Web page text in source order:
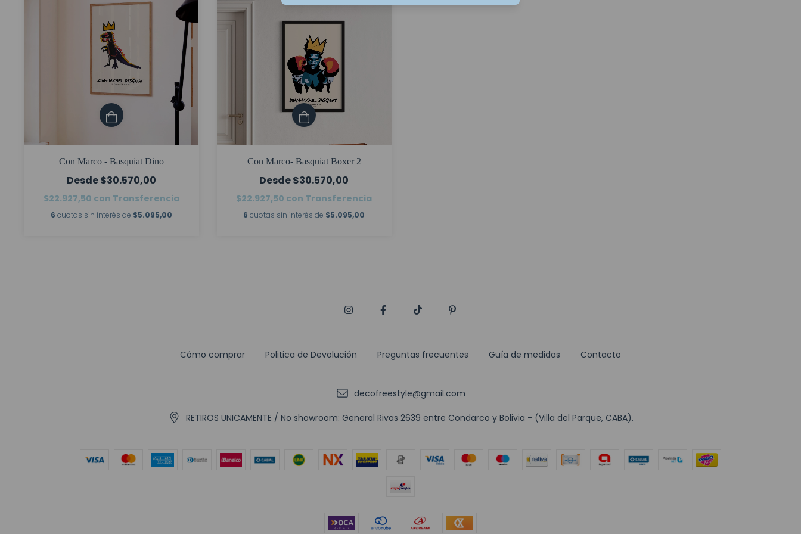
Con Marco - Basquiat Dino
$30.570,00
$22.927,50 con Transferencia
6 cuotas sin interés de $5.095,00
Con Marco- Basquiat Boxer 2
$30.570,00
$22.927,50 con Transferencia
6 cuotas sin interés de $5.095,00
Cómo comprar Politica de Devolución Preguntas frecuentes Guía de medidas Contacto
decofreestyle@gmail.com
RETIROS UNICAMENTE / No showroom: General Rivas 2639 entre Condarco y Bolivia - (Villa del Parque, CABA).